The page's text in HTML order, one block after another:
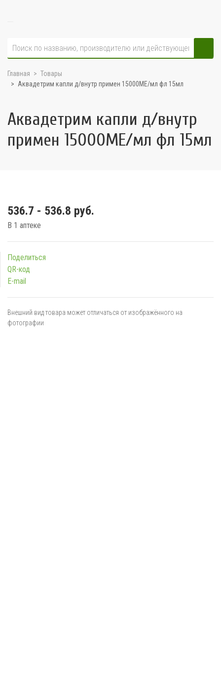
Главная
Товары
Аквадетрим капли д/внутр примен 15000МЕ/мл фл 15мл
Аквадетрим капли д/внутр
примен 15000МЕ/мл фл 15мл
536.7 - 536.8 руб.
В 1 аптеке
Поделиться
QR-код
E-mail
Внешний вид товара может отличаться от изображённого на
фотографии